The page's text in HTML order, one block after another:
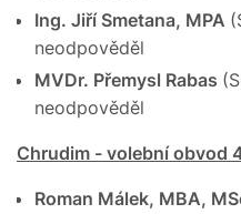
Ing. Jiří Smetana, MPA
neodpověděl
MVDr. Přemysl Rabas
neodpověděl
Chrudim - volební obvod
Roman Málek, MBA,